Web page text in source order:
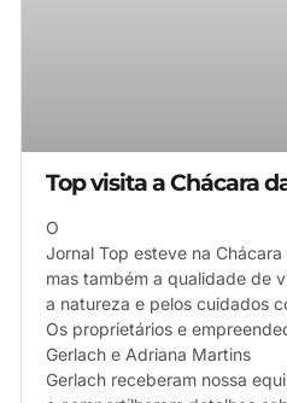
Top visita a Chácara
O
Jornal Top esteve na
mas também a qualidade de
a natureza e pelos cuidados
Os proprietários e
Gerlach e Adriana Martins
Gerlach receberam nossa